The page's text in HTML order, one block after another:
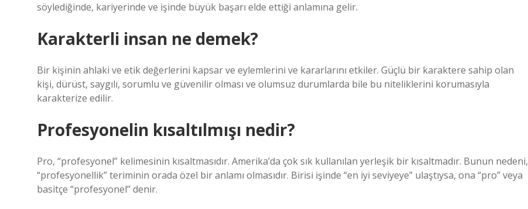
söylediğinde, kariyerinde ve işinde büyük başarı elde ettiği anlamına gelir.
Karakterli insan ne demek?
Bir kişinin ahlaki ve etik değerlerini kapsar ve eylemlerini ve kararlarını etkiler. Güçlü bir karaktere sahip olan
kişi, dürüst, saygılı, sorumlu ve güvenilir olması ve olumsuz durumlarda bile bu niteliklerini korumasıyla
karakterize edilir.
Profesyonelin kısaltılmışı nedir?
Pro, “profesyonel” kelimesinin kısaltmasıdır. Amerika’da çok sık kullanılan yerleşik bir kısaltmadır. Bunun nedeni,
“profesyonellik” teriminin orada özel bir anlamı olmasıdır. Birisi işinde “en iyi seviyeye” ulaştıysa, ona “pro” veya
basitçe “profesyonel” denir.